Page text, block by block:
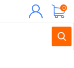
Minha
conta
0